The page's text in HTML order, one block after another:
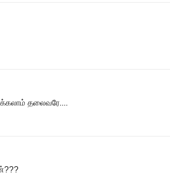
தலைவரே....